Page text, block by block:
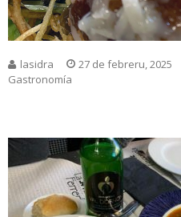
lasidra 27 de febreru, 2025
Gastronomía